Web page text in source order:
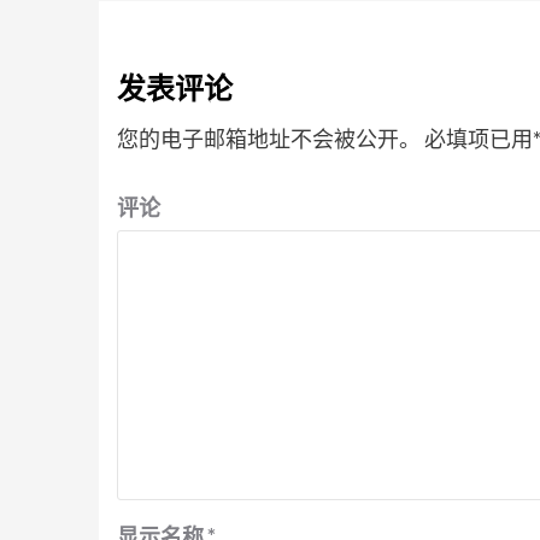
发表评论
您的电子邮箱地址不会被公开。 必填项已用*
评论